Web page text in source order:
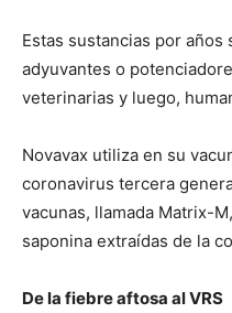
Estas sustancias por años
adyuvantes o
veterinarias y luego,
Novavax utiliza en su
coronavirus tercera
vacunas, llamada Matrix-
saponina extraídas de la
De la fiebre aftosa al VRS